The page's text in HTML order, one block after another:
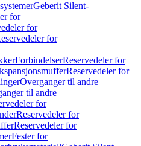
Geberit Silent-
for
for
for
ForbindelserReservedeler for
Reservedeler for
Overganger til andre
til andre
for
Reservedeler for
Reservedeler for
Fester for